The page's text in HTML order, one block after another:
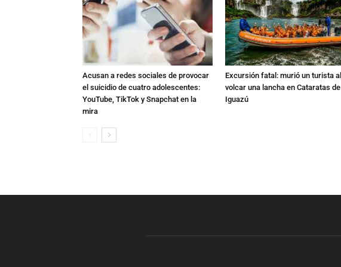
Acusan a redes sociales de provocar
el suicidio de cuatro adolescentes:
YouTube, TikTok y Snapchat en la
mira
Excursión fatal: murió un turista al
volcar una lancha en Cataratas de
Iguazú